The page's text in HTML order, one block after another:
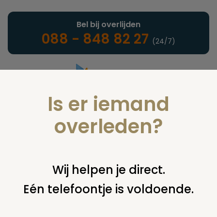
Landelijke uitvaartonderneming
Bel bij overlijden
088 - 848 82 27 (24/7)
U bent hier: home verzekeringen overige financiering uit
st willibrordus te utrecht
Is er iemand
overleden?
Wij helpen je direct.
Eén telefoontje is voldoende.